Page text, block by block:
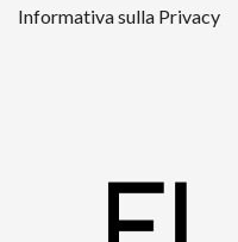
Informativa sulla Privacy